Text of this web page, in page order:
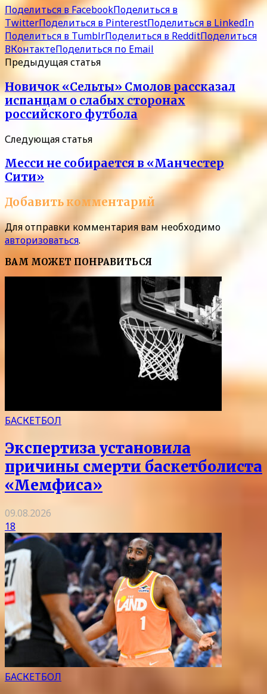
Поделиться в FacebookПоделиться в
TwitterПоделиться в PinterestПоделиться в LinkedIn
Поделиться в TumblrПоделиться в RedditПоделиться
ВКонтактеПоделиться по Email
Предыдущая статья
Новичок «Сельты» Смолов рассказал
испанцам о слабых сторонах
российского футбола
Следующая статья
Месси не собирается в «Манчестер
Сити»
Добавить комментарий
Для отправки комментария вам необходимо
авторизоваться.
ВАМ МОЖЕТ ПОНРАВИТЬСЯ
БАСКЕТБОЛ
Экспертиза установила
причины смерти баскетболиста
«Мемфиса»
09.08.2026
18
БАСКЕТБОЛ